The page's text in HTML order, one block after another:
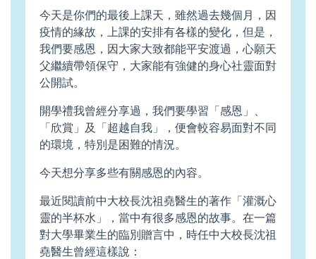
今天是你們的最後上課天，雖然過去幾個月，因
疫情的緣故，上課的安排有各樣的變化，但是，
我們要感恩，因大家大致都能平安渡過，心願天
父繼續帶領保守，大家能有強健的身心社靈面對
公開試。
開學禮我曾經分享過，我們要學習「感恩」、
「欣賞」及「超越自我」，便會較容易面對不同
的環境，特別是困難的情況。
今天想分享多些有關感恩的內容。
最近閱讀前中大校長沈祖堯醫生的著作「灌溉心
靈的半杯水」，當中有很多感恩的故事。在一篇
對大學畢業生的臨別贈言中，時任中大校長沈祖
堯醫生曾經這樣說：